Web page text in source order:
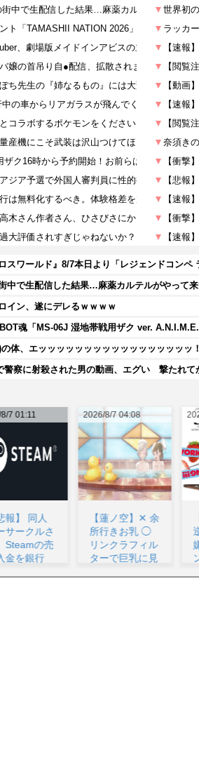
イン、遂にデレるｗｗｗｗ
の体、エッッッッッッッッッッッッッッッッッ！
8/7 04:08
【蓮ノ空】✕ 余
所行きお乳 ◯
リンクラフィル
ターで巨乳に見
2026/8/7 03:43
【朗報】じゃあ
逆に「男からも
嫌われるヒロイ
ン」って誰がい